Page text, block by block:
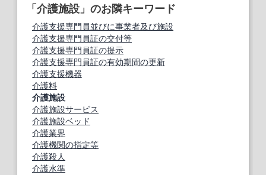
「介護施設」のお隣キーワード
介護支援専門員並びに事業者及び施設
介護支援専門員証の交付等
介護支援専門員証の提示
介護支援専門員証の有効期間の更新
介護支援機器
介護料
介護施設
介護施設サービス
介護施設ベッド
介護業界
介護機関の指定等
介護殺人
介護水準